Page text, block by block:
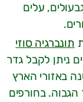
עלים
תונברגיה סוזי
ניתן לקבל גדר
באזורי הארץ
בחורפים